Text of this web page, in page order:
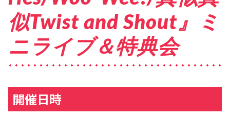
似Twist and Shout』ミ
ニライブ＆特典会
開催日時